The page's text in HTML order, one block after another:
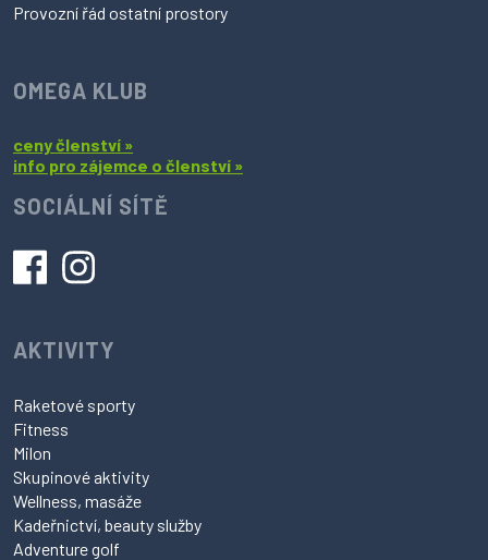
Provozní řád ostatní prostory
OMEGA KLUB
ceny členství »
info pro zájemce o členství »
SOCIÁLNÍ SÍTĚ
AKTIVITY
Raketové sporty
Fitness
Milon
Skupinové aktivity
Wellness, masáže
Kadeřnictví, beauty služby
Adventure golf